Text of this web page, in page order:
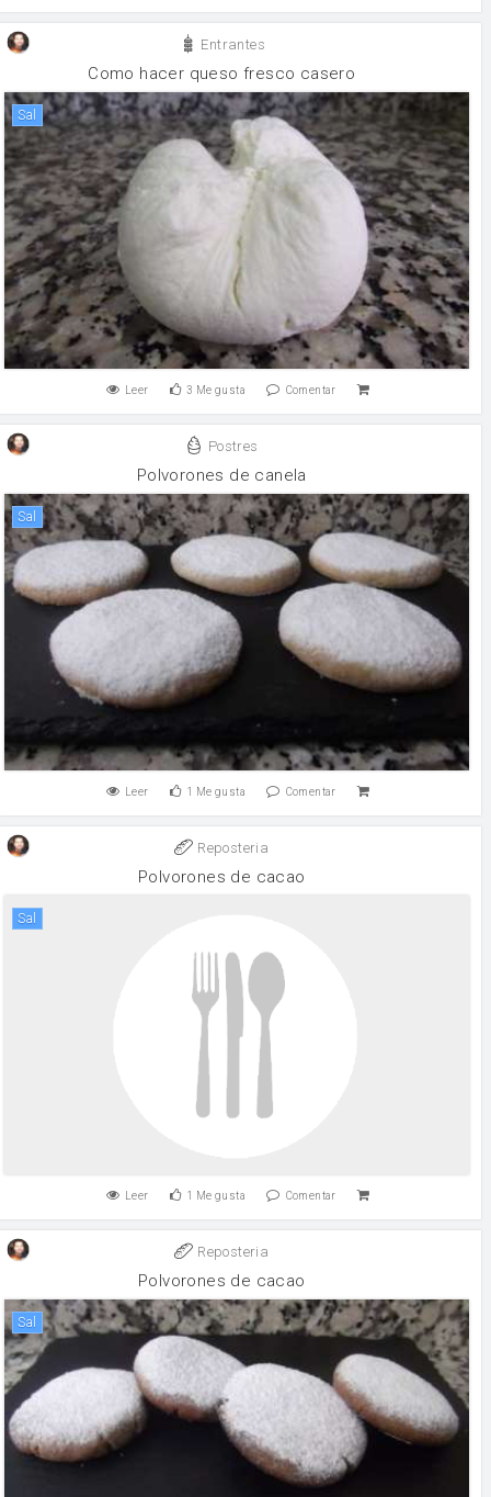
Entrantes
Como hacer queso fresco casero
sal
Leer 3 Me gusta Comentar
Postres
Polvorones de canela
sal
Leer 1 Me gusta Comentar
Reposteria
Polvorones de cacao
sal
Leer 1 Me gusta Comentar
Reposteria
Polvorones de cacao
sal